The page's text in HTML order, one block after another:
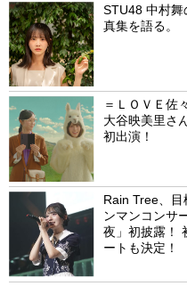
STU48 中村
真集を語る。
＝ＬＯＶＥ佐
大谷映美里さ
初出演！
Rain Tree、
ンマンコンサ
夜」初披露！
ートも決定！